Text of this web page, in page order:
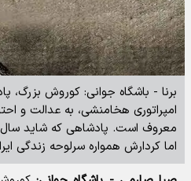
برنا - باشگاه جوانی: کوروش بزرگ،
امپراتوری هخامنشی، به عدالت و
معروف است. پادشاهی که شاید
اما کردارش همواره سرلوحه زندگی